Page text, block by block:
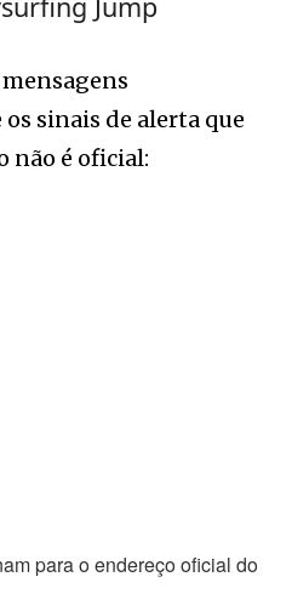
sinais de alerta que
não é oficial:
para o endereço oficial do